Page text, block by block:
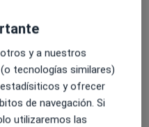
los tiempos del
Obesidad
y a nuestros
tecnologías similares)
y ofrecer
de navegación. Si
utilizaremos las